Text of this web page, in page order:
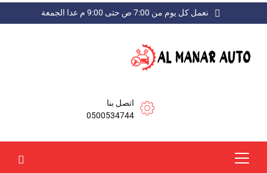
نعمل كل يوم من 7:00 ص حتى 9:00 م عدا الجمعة
اتصل بنا
0500534744